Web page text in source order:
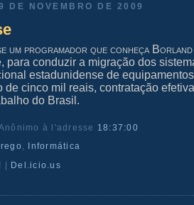
DE NOVEMBRO DE 2009
um programador que conheça
para conduzir a migração dos
estadunidense de
de cinco mil reais, contratação
do Brasil.
à l'adresse 18:37:00
,
Informática
| Del.icio.us